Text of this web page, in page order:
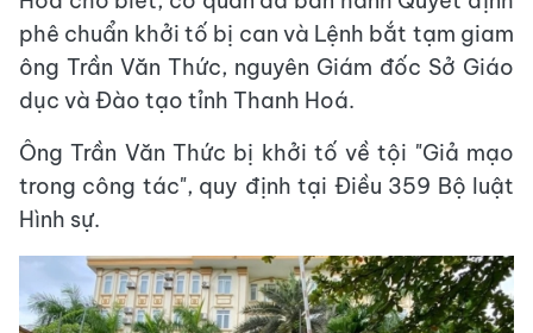
phê chuẩn khởi tố bị can và Lệnh bắt tạm giam
ông Trần Văn Thức, nguyên Giám đốc Sở Giáo
dục và Đào tạo tỉnh Thanh Hoá.
Ông Trần Văn Thức bị khởi tố về tội "Giả mạo
trong công tác", quy định tại Điều 359 Bộ luật
Hình sự.